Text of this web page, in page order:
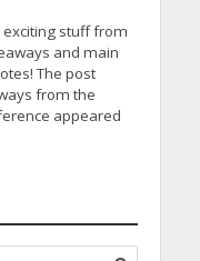
exciting stuff from
and main
The post
from the
appeared